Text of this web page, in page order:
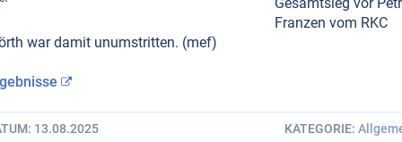
Franzen vom RKC
war damit unumstritten. (mef)
13.08.2025 KATEGORIE